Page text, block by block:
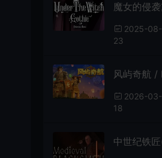
2025-08-
23
2026-03-
18